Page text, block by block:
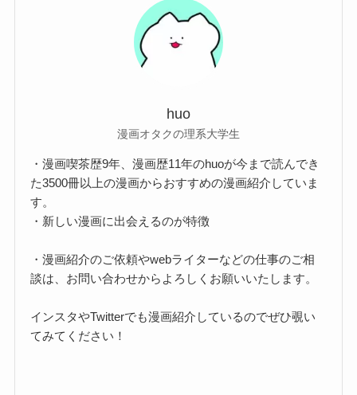
huo
漫画オタクの理系大学生
・漫画喫茶歴9年、漫画歴11年のhuoが今まで読んでき
た3500冊以上の漫画からおすすめの漫画紹介していま
す。
・新しい漫画に出会えるのが特徴
・漫画紹介のご依頼やwebライターなどの仕事のご相
談は、お問い合わせからよろしくお願いいたします。
インスタやTwitterでも漫画紹介しているのでぜひ覗い
てみてください！